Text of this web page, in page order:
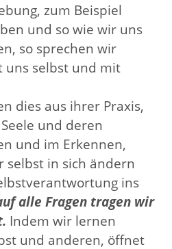
zum Beispiel
und so wie wir uns
so sprechen wir
selbst und mit
dies aus ihrer Praxis,
und deren
und im Erkennen,
selbst in sich ändern
ins
alle Fragen tragen wir
Indem wir lernen
und anderen, öffnet